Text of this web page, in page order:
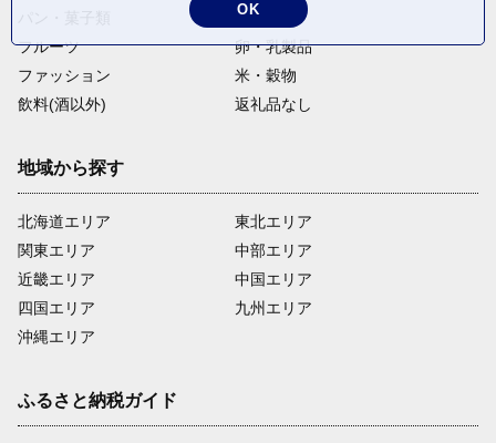
電化製品
フルーツ
卵・乳製品
ファッション
米・穀物
飲料(酒以外)
返礼品なし
地域から探す
北海道エリア
関東エリア
近畿エリア
四国エリア
沖縄エリア
東北エリア
中部エリア
中国エリア
九州エリア
ふるさと納税ガイド
OK